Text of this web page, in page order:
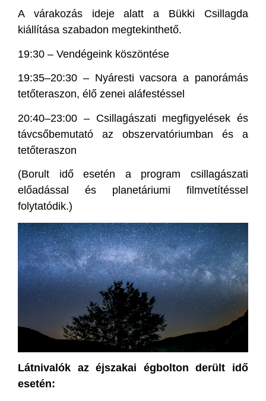
A várakozás ideje alatt a Bükki Csillagda
kiállítása szabadon megtekinthető.
19:30 – Vendégeink köszöntése
19:35–20:30 – Nyáresti vacsora a panorámás
tetőteraszon, élő zenei aláfestéssel
20:40–23:00 – Csillagászati megfigyelések és
távcsőbemutató az obszervatóriumban és a
tetőteraszon
(Borult idő esetén a program csillagászati
előadással és planetáriumi filmvetítéssel
folytatódik.)
Látnivalók az éjszakai égbolton derült idő
esetén: